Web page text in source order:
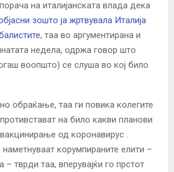
на италијанската влада дека
зошто ја жртвувала Италија
, таа во аргументирана и
недела, одржа говор што
воопшто) се слуша во кој било
обраќање, таа ги повика колегите
на било какви планови
од коронавирус .
корумпираните елити –
тврди таа, вперувајќи го прстот